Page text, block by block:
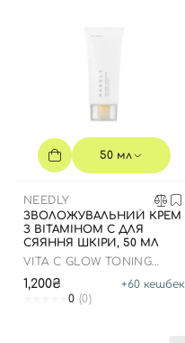
50 мл
NEEDLY
ЗВОЛОЖУВАЛЬНИЙ КРЕМ
З ВІТАМІНОМ С ДЛЯ
СЯЯННЯ ШКІРИ, 50 МЛ
VITA C GLOW TONING
1,200₴ +60 кешбек
0 (0)